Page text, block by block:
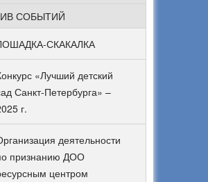
СОБЫТИЙ
СКАКАЛКА
«Лучший детский
Санкт-Петербурга» –
г.
деятельности
признанию ДОО
центром